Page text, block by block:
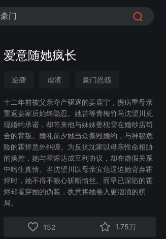
豪门
爱意随她疯长
逆袭 虐渣
豪门恩怨
现代言情
总裁
甜宠
情感流
十二年前被父亲夺产驱逐的姜鹿宁，携病重母亲
重返姜家后始终隐忍。她苦等青梅竹马沈望川兑
现婚约承诺，却等来他与妹妹姜枕雪在婚纱店苟
合的背叛。婚礼前夕她当众撕毁婚约，与神秘危
险的霍烬意外纠缠。为反抗沈家以母亲性命相胁
的操控，她与霍烬达成互利协议，却在虚假关系
中暗生真情。当沈望川以母亲安危逼迫她背弃霍
烬时，她不得不狠心斩断情丝。而早已深陷的霍
烬却看穿她的伪装，执意将她卷入更汹涌的棋
局。
152 1.75万